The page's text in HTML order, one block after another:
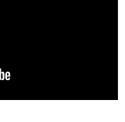
フィ（哲学）を強
でした。
とても忙しい中私